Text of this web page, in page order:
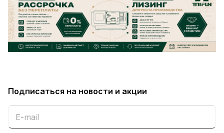
Подписаться на новости и акции